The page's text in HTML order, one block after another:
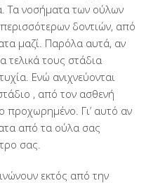
Τα νοσήματα των ούλων
δοντιών, από
μαζί. Παρόλα αυτά, αν
τελικά τους στάδια
Ενώ ανιχνεύονται
, από τον ασθενή
προχωρημένο. Γι’ αυτό αν
από τα ούλα σας
σας.
εκτός από την